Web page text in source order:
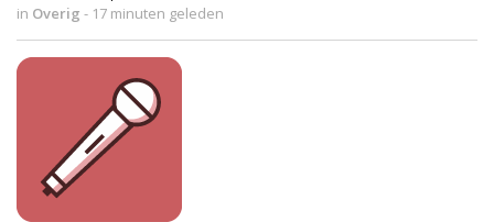
in Overig - 17 minuten geleden